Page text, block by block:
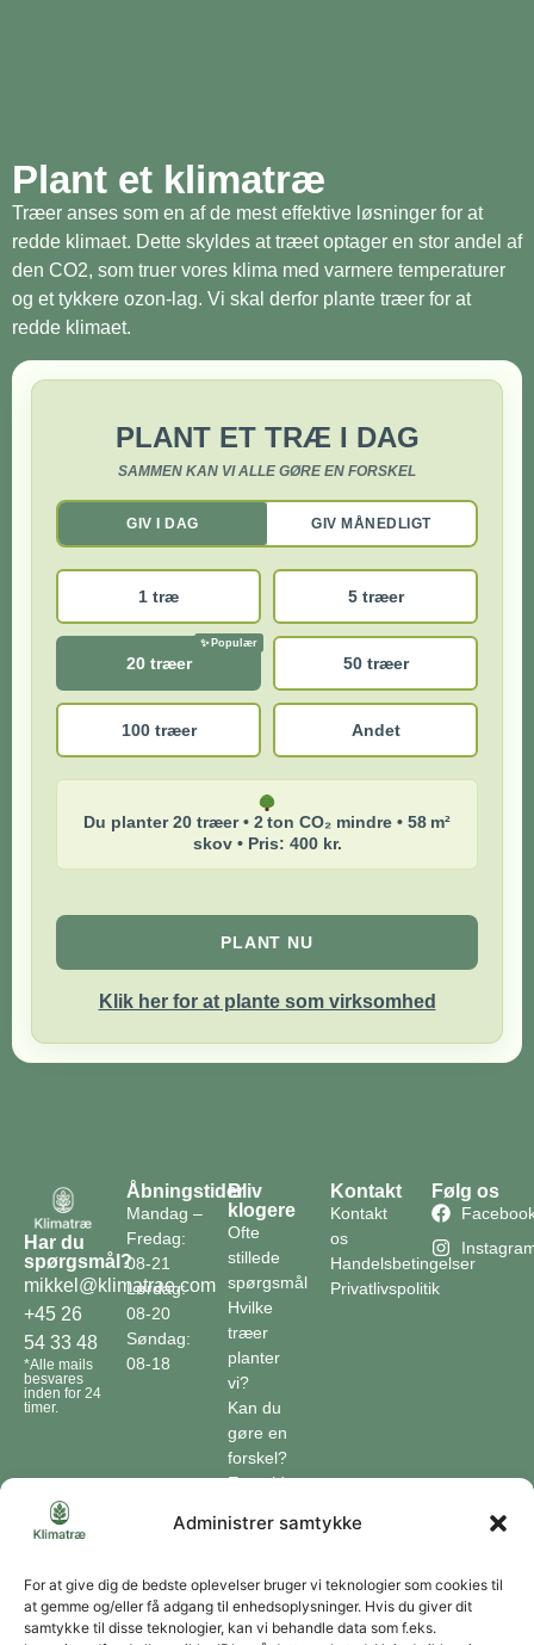
Administrer samtykke
For at give dig de bedste oplevelser bruger vi teknologier som cookies til
at gemme og/eller få adgang til enhedsoplysninger. Hvis du giver dit
samtykke til disse teknologier, kan vi behandle data som f.eks.
Plant et klimatræ
Træer anses som en af de mest effektive løsninger for at
redde klimaet. Dette skyldes at træet optager en stor andel af
den CO2, som truer vores klima med varmere temperaturer
og et tykkere ozon-lag. Vi skal derfor plante træer for at
redde klimaet.
PLANT ET TRÆ I DAG
SAMMEN KAN VI ALLE GØRE EN FORSKEL
GIV I DAG GIV MÅNEDLIGT
1 træ 5 træer
20 træer 50 træer
100 træer Andet
Du planter 20 træer • 2 ton CO₂ mindre • 58 m²
skov • Pris: 400 kr.
PLANT NU
Klik her for at plante som virksomhed
Har du
spørgsmål?
mikkel@klimatrae.com
+45 26
54 33 48
*Alle mails
besvares
inden for 24
timer.
Åbningstider
Mandag –
Fredag:
08-21
Lørdag:
08-20
Søndag:
08-18
Bliv
klogere
Ofte
stillede
spørgsmål
Hvilke
træer
planter
vi?
Kan du
gøre en
forskel?
En guide
Klimaordbogen
optager
træer
co2?
Kontakt
Kontakt
os
Handelsbetingelser
Privatlivspolitik
Følg os